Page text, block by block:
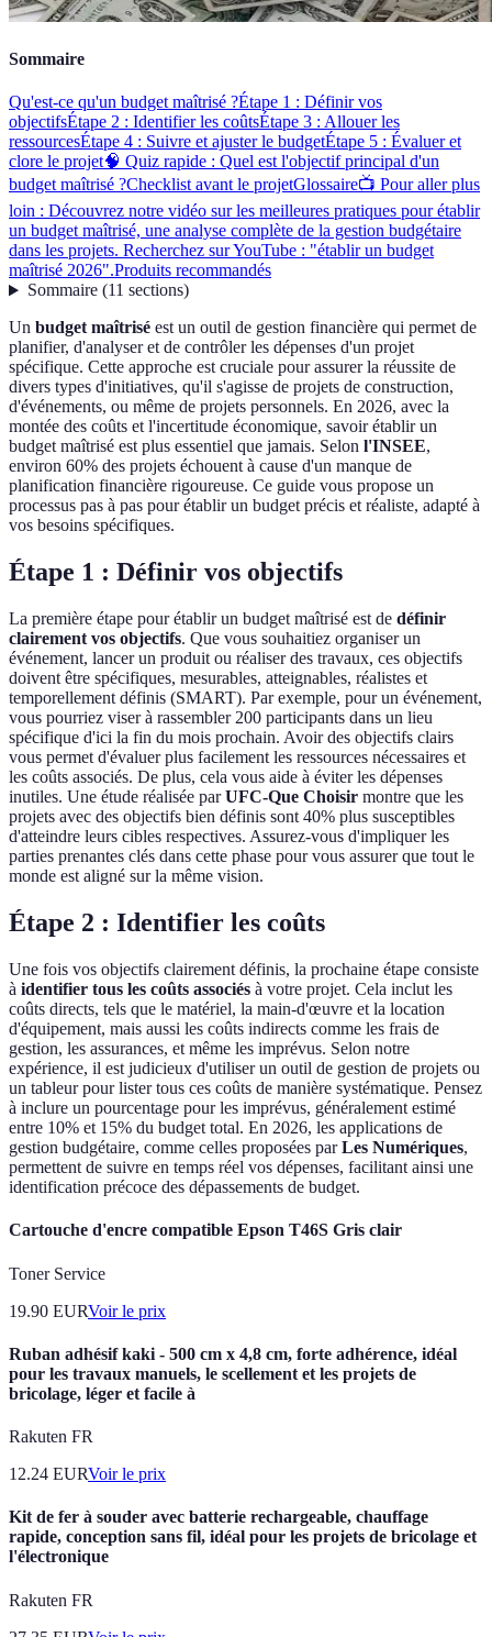
Sommaire
Qu'est-ce qu'un budget maîtrisé ?Étape 1 : Définir vos
objectifsÉtape 2 : Identifier les coûtsÉtape 3 : Allouer les
ressourcesÉtape 4 : Suivre et ajuster le budgetÉtape 5 : Évaluer et
clore le projet🧠 Quiz rapide : Quel est l'objectif principal d'un
budget maîtrisé ?Checklist avant le projetGlossaire📺 Pour aller plus
loin : Découvrez notre vidéo sur les meilleures pratiques pour établir
un budget maîtrisé, une analyse complète de la gestion budgétaire
dans les projets. Recherchez sur YouTube : "établir un budget
maîtrisé 2026".Produits recommandés
Sommaire(11 sections)
Un budget maîtrisé est un outil de gestion financière qui permet de
planifier, d'analyser et de contrôler les dépenses d'un projet
spécifique. Cette approche est cruciale pour assurer la réussite de
divers types d'initiatives, qu'il s'agisse de projets de construction,
d'événements, ou même de projets personnels. En 2026, avec la
montée des coûts et l'incertitude économique, savoir établir un
budget maîtrisé est plus essentiel que jamais. Selon l'INSEE,
environ 60% des projets échouent à cause d'un manque de
planification financière rigoureuse. Ce guide vous propose un
processus pas à pas pour établir un budget précis et réaliste, adapté à
vos besoins spécifiques.
Étape 1 : Définir vos objectifs
La première étape pour établir un budget maîtrisé est de définir
clairement vos objectifs. Que vous souhaitiez organiser un
événement, lancer un produit ou réaliser des travaux, ces objectifs
doivent être spécifiques, mesurables, atteignables, réalistes et
temporellement définis (SMART). Par exemple, pour un événement,
vous pourriez viser à rassembler 200 participants dans un lieu
spécifique d'ici la fin du mois prochain. Avoir des objectifs clairs
vous permet d'évaluer plus facilement les ressources nécessaires et
les coûts associés. De plus, cela vous aide à éviter les dépenses
inutiles. Une étude réalisée parUFC-Que Choisir montre que les
projets avec des objectifs bien définis sont 40% plus susceptibles
d'atteindre leurs cibles respectives. Assurez-vous d'impliquer les
parties prenantes clés dans cette phase pour vous assurer que tout le
monde est aligné sur la même vision.
Étape 2 : Identifier les coûts
Une fois vos objectifs clairement définis, la prochaine étape consiste
à identifier tous les coûts associés à votre projet. Cela inclut les
coûts directs, tels que le matériel, la main-d'œuvre et la location
d'équipement, mais aussi les coûts indirects comme les frais de
gestion, les assurances, et même les imprévus. Selon notre
expérience, il est judicieux d'utiliser un outil de gestion de projets ou
un tableur pour lister tous ces coûts de manière systématique. Pensez
à inclure un pourcentage pour les imprévus, généralement estimé
entre 10% et 15% du budget total. En 2026, les applications de
gestion budgétaire, comme celles proposées parLes Numériques,
permettent de suivre en temps réel vos dépenses, facilitant ainsi une
identification précoce des dépassements de budget.
Cartouche d'encre compatible Epson T46S Gris clair
Toner Service
19.90 EURVoir le prix
Ruban adhésif kaki - 500 cm x 4,8 cm, forte adhérence, idéal
pour les travaux manuels, le scellement et les projets de
bricolage, léger et facile à
Rakuten FR
12.24 EURVoir le prix
Kit de fer à souder avec batterie rechargeable, chauffage
rapide, conception sans fil, idéal pour les projets de bricolage et
l'électronique
Rakuten FR